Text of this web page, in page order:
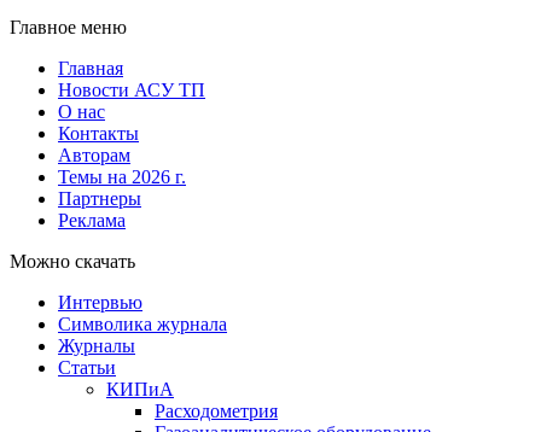
Главное меню
Главная
Новости АСУ ТП
О нас
Контакты
Авторам
Темы на 2026 г.
Партнеры
Реклама
Можно скачать
Интервью
Символика журнала
Журналы
Статьи
КИПиА
Расходометрия